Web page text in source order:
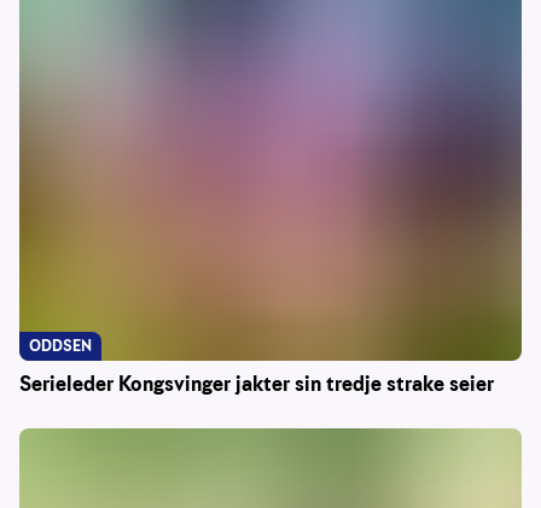
Serieleder Kongsvinger jakter sin tredje strake seier
ODDSEN